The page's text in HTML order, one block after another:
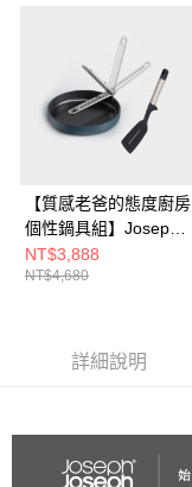
【質感老爸的態度廚房
個性鍋具組】Joseph
Joseph Space系列 空
間巧手陶瓷不沾平底鍋
NT$3,888
NT$4,680
詳細說明